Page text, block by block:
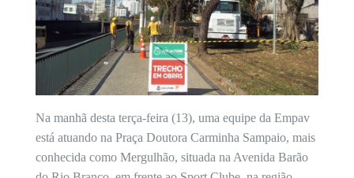
Na manhã desta terça-feira (13), uma equipe da Empav
está atuando na Praça Doutora Carminha Sampaio, mais
conhecida como Mergulhão, situada na Avenida Barão